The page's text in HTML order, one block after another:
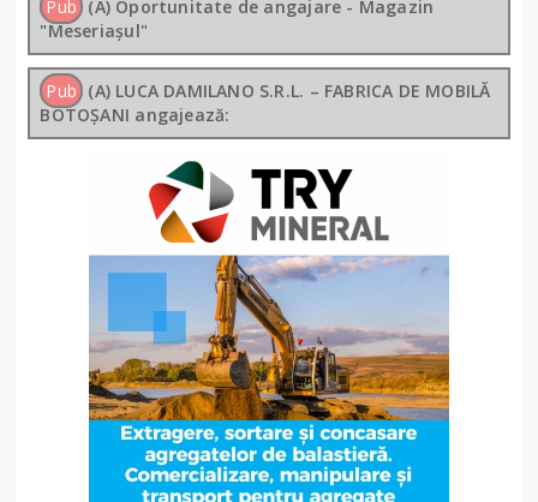
Pub (A) Oportunitate de angajare - Magazin
"Meseriașul"
Pub (A) LUCA DAMILANO S.R.L. – FABRICA DE MOBILĂ
BOTOȘANI angajează: